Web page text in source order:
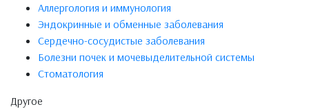
Аллергология и иммунология
Эндокринные и обменные заболевания
Сердечно-сосудистые заболевания
Болезни почек и мочевыделительной системы
Стоматология
Другое